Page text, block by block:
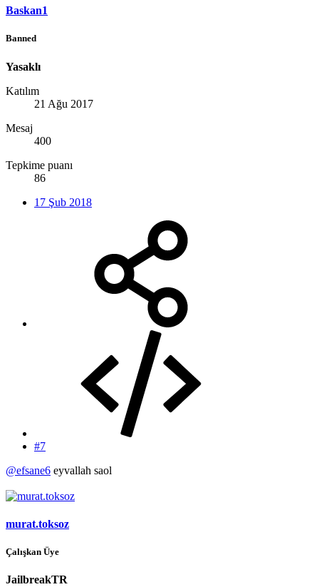
Baskan1
Banned
Yasaklı
Katılım
21 Ağu 2017
Mesaj
400
Tepkime puanı
86
17 Şub 2018
#7
@efsane6 eyvallah saol
murat.toksoz
Çalışkan Üye
JailbreakTR